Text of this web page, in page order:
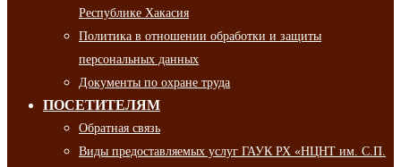
Республике Хакасия
Политика в отношении обработки и защиты
персональных данных
Документы по охране труда
ПОСЕТИТЕЛЯМ
Обратная связь
Виды предоставляемых услуг ГАУК РХ «НЦНТ им. С.П.